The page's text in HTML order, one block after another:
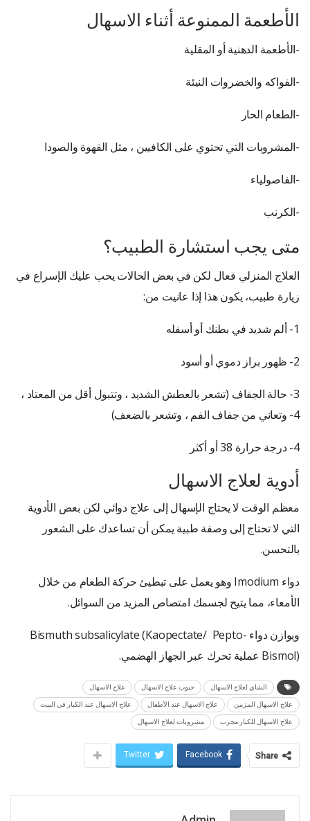
الأطعمة الممنوعة أثناء الاسهال
-الأطعمة الدهنية أو المقلية
-الفواكه والخضروات النيئة
-الطعام الحار
-المشروبات التي تحتوي على الكافيين ، مثل القهوة والصودا
-الفاصولياء
-الكرنب
متى يجب استشارة الطبيب؟
العلاج المنزلي فعال لكن في بعض الحالات يحب عليك الإسراع في
زيارة طبيب، يكون هذا إذا عانيت من:
1- ألم شديد في بطنك أو أسفله
2- ظهور براز دموي أو أسود
3- حالة الجفاف (تشعر بالعطش الشديد ، وتتبول أقل من المعتاد ،
4- وتعاني من جفاف الفم ، وتشعر بالضعف)
4- درجة حرارة 38 أو أكثر
أدوية لعلاج الاسهال
معظم الوقت لا يحتاج الإسهال إلى علاج دوائي لكن بعض الأدوية
التي لا تحتاج إلى وصفة طبية يمكن أن تساعدك على الشعور
بالتحسن.
دواء Imodium وهو يعمل على تبطيئ حركة الطعام من خلال
الأمعاء، مما يتيح لجسمك امتصاص المزيد من السوائل.
ويوازن دواء Bismuth subsalicylate (Kaopectate/ Pepto-
Bismol) عملية تحرك عبر الجهاز الهضمي.
الشاي لعلاج الاسهال حبوب علاج الاسهال علاج الاسهال
علاج الاسهال المزمن علاج الاسهال عند الأطفال علاج الاسهال عند الكبار في البيت
علاج الاسهال للكبار مجرب مشروبات لعلاج الاسهال
Share
Facebook
Twitter